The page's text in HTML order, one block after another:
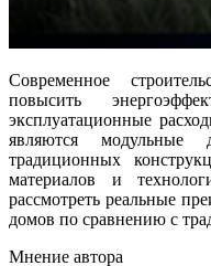
Современное строительство постоянно ищет способы
повысить
эксплуатационные
являются модульные
традиционных
материалов и
рассмотреть реальные
домов по сравнению с
Мнение автора